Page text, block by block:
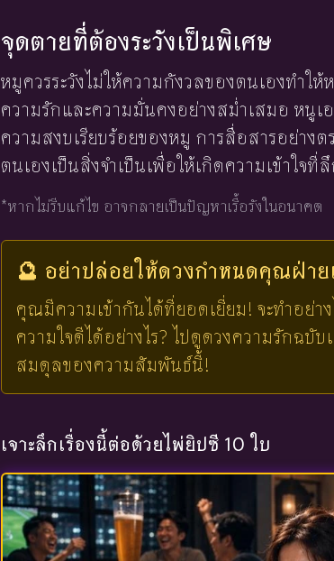
จุดตายที่ต้องระวังเป็นพิเศษ
หมูควรระวังไม่ให้ความกังวลของตนเองทำ
ความรักและความมั่นคงอย่างสม่ำเสมอ หนู
ความสงบเรียบร้อยของหมู การสื่อสารอย่าง
ตนเองเป็นสิ่งจำเป็นเพื่อให้เกิดความเข้าใจที่
*หากไม่รีบแก้ไข อาจกลายเป็นปัญหาเรื้อรังในอนาคต
🔮 อย่าปล่อยให้ดวงกำหนดคุณฝ่าย
คุณมีความเข้ากันได้ที่ยอดเยี่ยม! จะทำอย่า
ความใจดีได้อย่างไร? ไปดูดวงความรักฉ
สมดุลของความสัมพันธ์นี้!
เจาะลึกเรื่องนี้ต่อด้วยไพ่ยิปซี 10 ใบ